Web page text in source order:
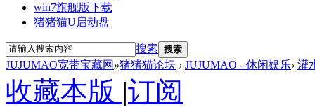
win7旗舰版下载
猪猪猫U启动盘
搜索 搜索
JUJUMAO宽带宝藏网 »猪猪猫论坛 › JUJUMAO - 休闲娱乐› 灌
收藏本版 |订阅